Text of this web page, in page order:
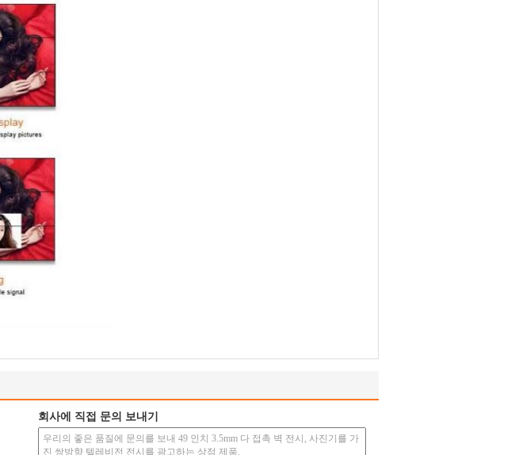
회사에 직접 문의 보내기